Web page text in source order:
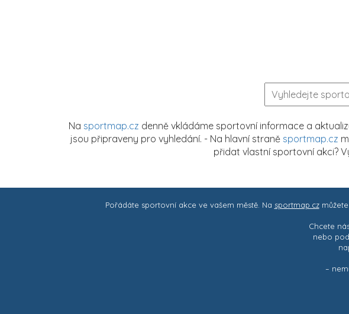
Na sportmap.cz denně vkládáme sportovní informace a
jsou připraveny pro vyhledání. - Na hlavní straně sportmap.cz
přidat vlastní sportovní akci?
Pořádáte sportovní akce ve vašem městě. Na sportmap.cz
Chcete
nebo
–